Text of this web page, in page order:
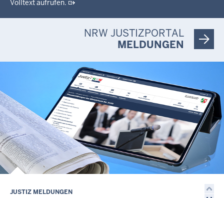
Volltext aufrufen.
NRW JUSTIZPORTAL
MELDUNGEN
JUSTIZ MELDUNGEN